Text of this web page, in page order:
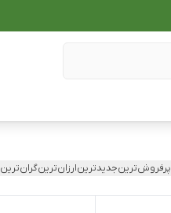
پرفروش‌ترینجدیدترینارزان‌ترینگران‌ترین